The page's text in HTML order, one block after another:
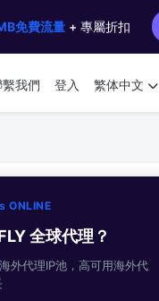
免費流量 + 專屬折扣
我們 登入 繁体中文
ONLINE
全球代理？
外代理IP池，高可用海外代